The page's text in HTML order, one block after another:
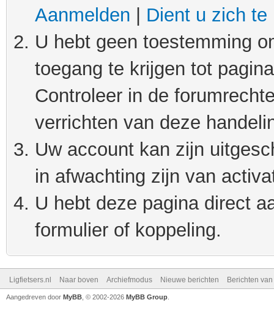
Aanmelden
Dient u zich te
U hebt geen toestemming
toegang te krijgen tot
Controleer in de
verrichten van deze
Uw account kan zijn
in afwachting zijn van
U hebt deze pagina direct
formulier of koppeling.
Ligfietsers.nl Naar boven Archiefmodus Nieuwe berichten Berichten
Aangedreven door MyBB , © 2002-2026 MyBB Group